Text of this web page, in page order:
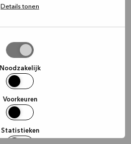
Details tonen
Noodzakelijk
Voorkeuren
Statistieken